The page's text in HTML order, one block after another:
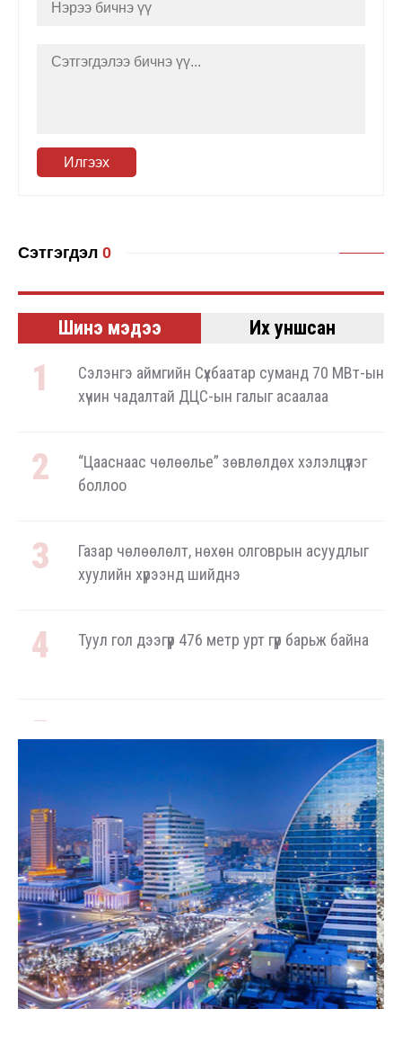
Илгээх
Сэтгэгдэл 0
Шинэ мэдээ Их уншсан
Сэлэнгэ аймгийн Сүхбаатар суманд 70 МВт-ын
хүчин чадалтай ДЦС-ын галыг асаалаа
“Цааснаас чөлөөлье” зөвлөлдөх хэлэлцүүлэг
боллоо
Газар чөлөөлөлт, нөхөн олговрын асуудлыг
хуулийн хүрээнд шийднэ
Туул гол дээгүүр 476 метр урт гүүр барьж байна
Ерөнхий сайд БНХАУ-аас сар бүр 12-15
мянган тонн АИ-92 автобензин тогтмол
нийлүүлэх хүсэлт тавилаа
Бамбай хоншоорт могойд хатгуулахаас
сэрэмжлээрэй